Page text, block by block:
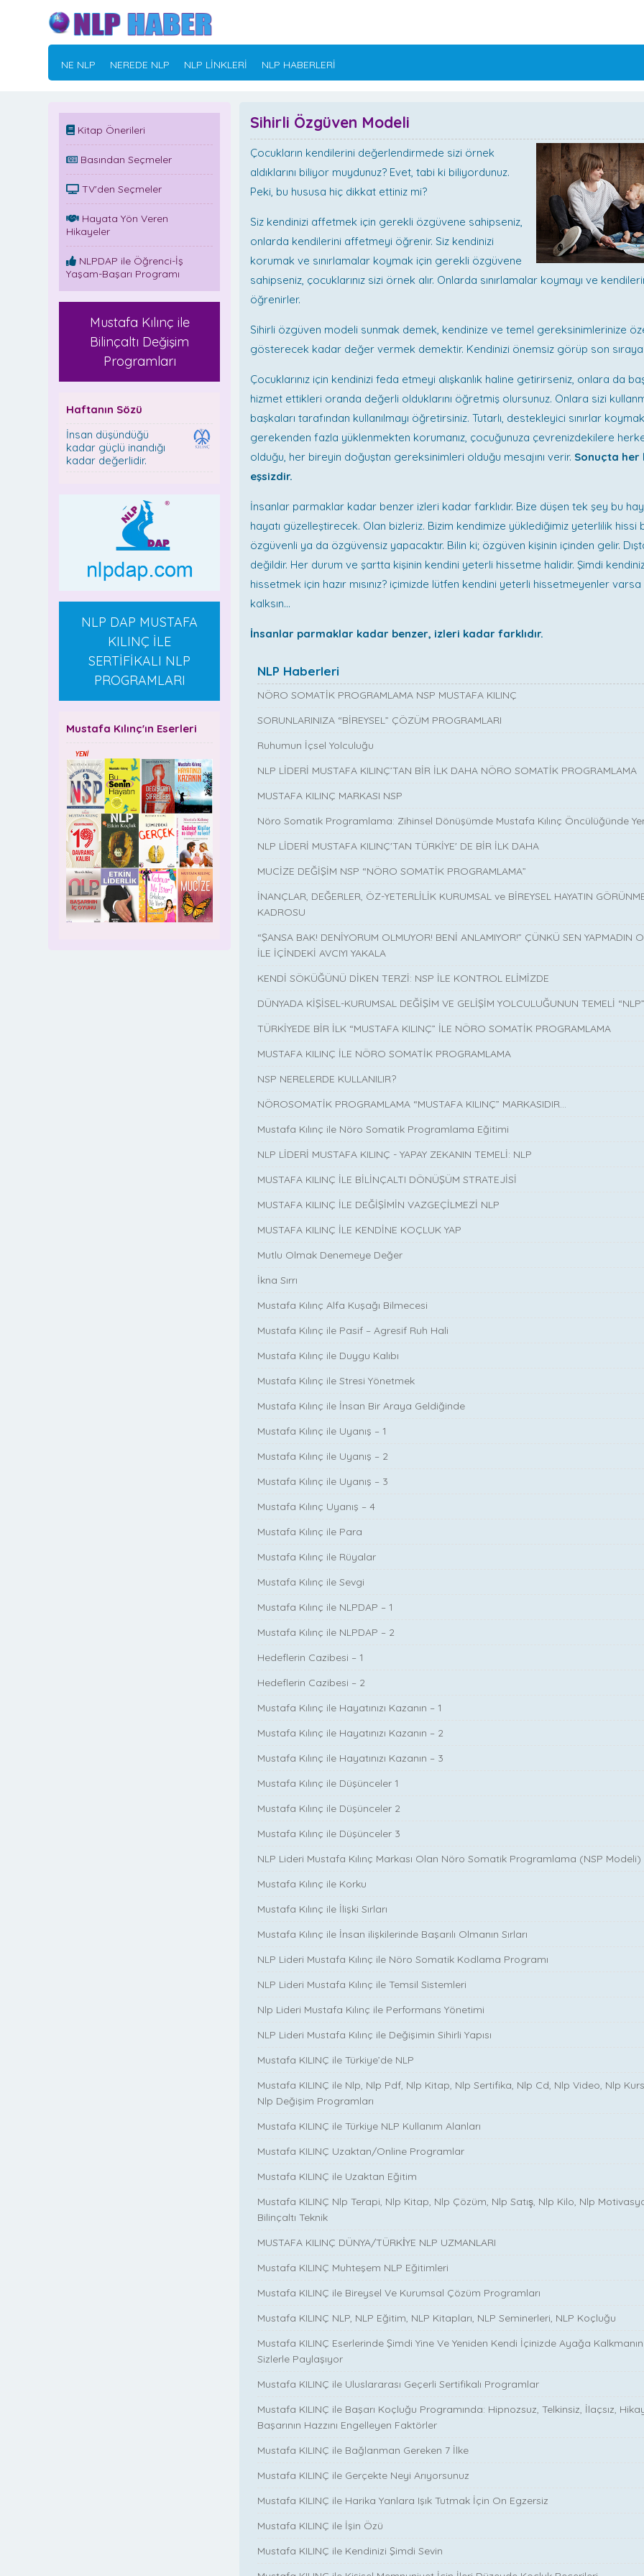
NE NLP NEREDE NLP NLP LİNKLERİ NLP HABERLERİ
Kitap Önerileri
Basından Seçmeler
TV'den Seçmeler
Hayata Yön Veren
Hikayeler
NLPDAP ile Öğrenci-İş
Yaşam-Başarı Programı
Mustafa Kılınç ile
Bilinçaltı Değişim
Programları
Haftanın Sözü
İnsan düşündüğü
kadar güçlü inandığı
kadar değerlidir.
NLP DAP MUSTAFA
KILINÇ İLE
SERTİFİKALI NLP
PROGRAMLARI
Mustafa Kılınç'ın Eserleri
Sihirli Özgüven Modeli
Çocukların kendilerini değerlendirmede sizi örnek
aldıklarını biliyor muydunuz? Evet, tabi ki biliyordunuz.
Peki, bu hususa hiç dikkat ettiniz mi?
Siz kendinizi affetmek için gerekli özgüvene sahipseniz,
onlarda kendilerini affetmeyi öğrenir. Siz kendinizi
korumak ve sınırlamalar koymak için gerekli özgüvene
sahipseniz, çocuklarınız sizi örnek alır. Onlarda sınırlamalar koymayı ve
öğrenirler.
Sihirli özgüven modeli sunmak demek, kendinize ve temel gereksinimlerinize
gösterecek kadar değer vermek demektir. Kendinizi önemsiz görüp son
Çocuklarınız için kendinizi feda etmeyi alışkanlık haline getirirseniz, onlara da
hizmet ettikleri oranda değerli olduklarını öğretmiş olursunuz. Onlara sizi
başkaları tarafından kullanılmayı öğretirsiniz. Tutarlı, destekleyici sınırlar
gerekenden fazla yüklenmekten korumanız, çocuğunuza çevrenizdekilere
olduğu, her bireyin doğuştan gereksinimleri olduğu mesajını verir. Sonuçta her
eşsizdir.
İnsanlar parmaklar kadar benzer izleri kadar farklıdır. Bize düşen tek şey bu
hayatı güzelleştirecek. Olan bizleriz. Bizim kendimize yüklediğimiz yeterlilik hissi
özgüvenli ya da özgüvensiz yapacaktır. Bilin ki; özgüven kişinin içinden gelir.
değildir. Her durum ve şartta kişinin kendini yeterli hissetme halidir. Şimdi
hissetmek için hazır mısınız? içimizde lütfen kendini yeterli hissetmeyenler
kalksın…
İnsanlar parmaklar kadar benzer, izleri kadar farklıdır.
NLP Haberleri
NÖRO SOMATİK PROGRAMLAMA NSP MUSTAFA KILINÇ
SORUNLARINIZA “BİREYSEL” ÇÖZÜM PROGRAMLARI
Ruhumun İçsel Yolculuğu
NLP LİDERİ MUSTAFA KILINÇ’TAN BİR İLK DAHA NÖRO SOMATİK PROGRAMLAMA
MUSTAFA KILINÇ MARKASI NSP
Nöro Somatik Programlama: Zihinsel Dönüşümde Mustafa Kılınç Öncülüğünde
NLP LİDERİ MUSTAFA KILINÇ'TAN TÜRKİYE' DE BİR İLK DAHA
MUCİZE DEĞİŞİM NSP “NÖRO SOMATİK PROGRAMLAMA”
İNANÇLAR, DEĞERLER, ÖZ-YETERLİLİK KURUMSAL ve BİREYSEL HAYATIN
KADROSU
“ŞANSA BAK! DENİYORUM OLMUYOR! BENİ ANLAMIYOR!” ÇÜNKÜ SEN YAPMADIN
İLE İÇİNDEKİ AVCIYI YAKALA
KENDİ SÖKÜĞÜNÜ DİKEN TERZİ: NSP İLE KONTROL ELİMİZDE
DÜNYADA KİŞİSEL-KURUMSAL DEĞİŞİM VE GELİŞİM YOLCULUĞUNUN TEMELİ
TÜRKİYEDE BİR İLK “MUSTAFA KILINÇ” İLE NÖRO SOMATİK PROGRAMLAMA
MUSTAFA KILINÇ İLE NÖRO SOMATİK PROGRAMLAMA
NSP NERELERDE KULLANILIR?
NÖROSOMATİK PROGRAMLAMA “MUSTAFA KILINÇ” MARKASIDIR…
Mustafa Kılınç ile Nöro Somatik Programlama Eğitimi
NLP LİDERİ MUSTAFA KILINÇ - YAPAY ZEKANIN TEMELİ: NLP
MUSTAFA KILINÇ İLE BİLİNÇALTI DÖNÜŞÜM STRATEJİSİ
MUSTAFA KILINÇ İLE DEĞİŞİMİN VAZGEÇİLMEZİ NLP
MUSTAFA KILINÇ İLE KENDİNE KOÇLUK YAP
Mutlu Olmak Denemeye Değer
İkna Sırrı
Mustafa Kılınç Alfa Kuşağı Bilmecesi
Mustafa Kılınç ile Pasif – Agresif Ruh Hali
Mustafa Kılınç ile Duygu Kalıbı
Mustafa Kılınç ile Stresi Yönetmek
Mustafa Kılınç ile İnsan Bir Araya Geldiğinde
Mustafa Kılınç ile Uyanış – 1
Mustafa Kılınç ile Uyanış – 2
Mustafa Kılınç ile Uyanış – 3
Mustafa Kılınç Uyanış – 4
Mustafa Kılınç ile Para
Mustafa Kılınç ile Rüyalar
Mustafa Kılınç ile Sevgi
Mustafa Kılınç ile NLPDAP – 1
Mustafa Kılınç ile NLPDAP – 2
Hedeflerin Cazibesi – 1
Hedeflerin Cazibesi – 2
Mustafa Kılınç ile Hayatınızı Kazanın – 1
Mustafa Kılınç ile Hayatınızı Kazanın – 2
Mustafa Kılınç ile Hayatınızı Kazanın – 3
Mustafa Kılınç ile Düşünceler 1
Mustafa Kılınç ile Düşünceler 2
Mustafa Kılınç ile Düşünceler 3
NLP Lideri Mustafa Kılınç Markası Olan Nöro Somatik Programlama (NSP Modeli)
Mustafa Kılınç ile Korku
Mustafa Kılınç ile İlişki Sırları
Mustafa Kılınç ile İnsan ilişkilerinde Başarılı Olmanın Sırları
NLP Lideri Mustafa Kılınç ile Nöro Somatik Kodlama Programı
NLP Lideri Mustafa Kılınç ile Temsil Sistemleri
Nlp Lideri Mustafa Kılınç ile Performans Yönetimi
NLP Lideri Mustafa Kılınç ile Değişimin Sihirli Yapısı
Mustafa KILINÇ ile Türkiye’de NLP
Mustafa KILINÇ ile Nlp, Nlp Pdf, Nlp Kitap, Nlp Sertifika, Nlp Cd, Nlp Video, Nlp
Nlp Değişim Programları
Mustafa KILINÇ ile Türkiye NLP Kullanım Alanları
Mustafa KILINÇ Uzaktan/Online Programlar
Mustafa KILINÇ ile Uzaktan Eğitim
Mustafa KILINÇ Nlp Terapi, Nlp Kitap, Nlp Çözüm, Nlp Satış, Nlp Kilo, Nlp
Bilinçaltı Teknik
MUSTAFA KILINÇ DÜNYA/TÜRKİYE NLP UZMANLARI
Mustafa KILINÇ Muhteşem NLP Eğitimleri
Mustafa KILINÇ ile Bireysel Ve Kurumsal Çözüm Programları
Mustafa KILINÇ NLP, NLP Eğitim, NLP Kitapları, NLP Seminerleri, NLP Koçluğu
Mustafa KILINÇ Eserlerinde Şimdi Yine Ve Yeniden Kendi İçinizde Ayağa
Sizlerle Paylaşıyor
Mustafa KILINÇ ile Uluslararası Geçerli Sertifikalı Programlar
Mustafa KILINÇ ile Başarı Koçluğu Programında: Hipnozsuz, Telkinsiz, İlaçsız,
Başarının Hazzını Engelleyen Faktörler
Mustafa KILINÇ ile Bağlanman Gereken 7 İlke
Mustafa KILINÇ ile Gerçekte Neyi Arıyorsunuz
Mustafa KILINÇ ile Harika Yanlara Işık Tutmak İçin On Egzersiz
Mustafa KILINÇ ile İşin Özü
Mustafa KILINÇ ile Kendinizi Şimdi Sevin